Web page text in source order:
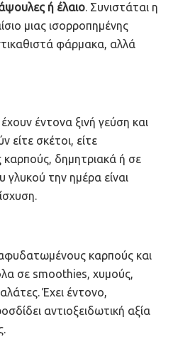
ή έλαιο. Συνιστάται η
μιας ισορροπημένης
φάρμακα, αλλά
έντονα ξινή γεύση και
σκέτοι, είτε
καρπούς, δημητριακά ή σε
γλυκού την ημέρα είναι
καρπούς και
σε smoothies, χυμούς,
Έχει έντονο,
αντιοξειδωτική αξία